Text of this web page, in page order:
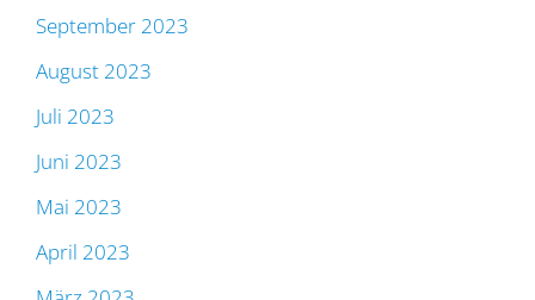
September 2023
August 2023
Juli 2023
Juni 2023
Mai 2023
April 2023